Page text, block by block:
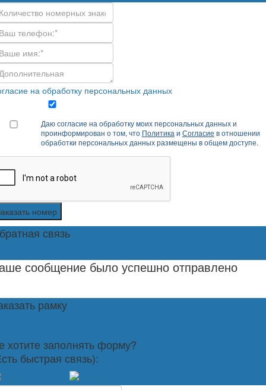
на обработку персональных данных
Даю согласие на обработку моих персональных данных и
проинформирован о том, что Политика и Согласие в отношении
обработки персональных данных размещены в общем доступе.
номер
связь
сообщение было успешно отправлено
рамку
хотите заполнять форму?
быстрая связь):